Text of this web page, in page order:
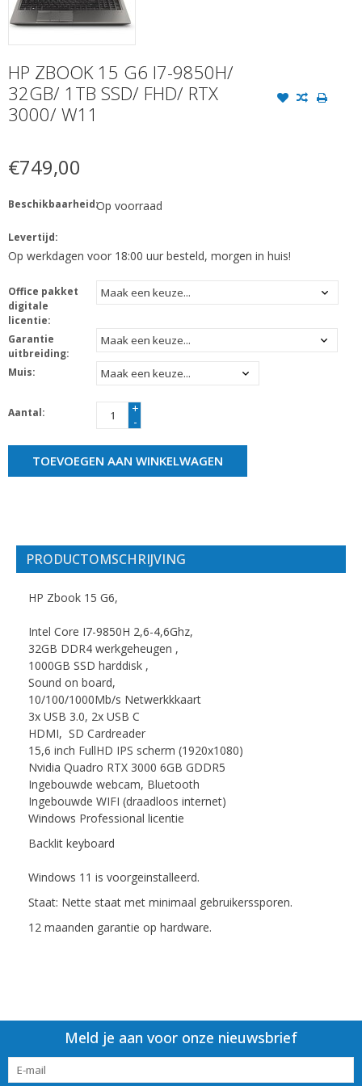
HP ZBOOK 15 G6 I7-9850H/
32GB/ 1TB SSD/ FHD/ RTX
3000/ W11
€749,00
Beschikbaarheid:Op voorraad
Levertijd:
Op werkdagen voor 18:00 uur besteld, morgen in huis!
Office pakket
digitale
licentie:
Garantie
uitbreiding:
Muis:
Aantal:
+
-
TOEVOEGEN AAN WINKELWAGEN
PRODUCTOMSCHRIJVING
HP Zbook 15 G6,
Intel Core I7-9850H 2,6-4,6Ghz,
32GB DDR4 werkgeheugen ,
1000GB SSD harddisk ,
Sound on board,
10/100/1000Mb/s Netwerkkkaart
3x USB 3.0, 2x USB C
HDMI, SD Cardreader
15,6 inch FullHD IPS scherm (1920x1080)
Nvidia Quadro RTX 3000 6GB GDDR5
Ingebouwde webcam, Bluetooth
Ingebouwde WIFI (draadloos internet)
Windows Professional licentie
Backlit keyboard
Windows 11 is voorgeinstalleerd.
Staat: Nette staat met minimaal gebruikerssporen.
12 maanden garantie op hardware.
Meld je aan voor onze nieuwsbrief